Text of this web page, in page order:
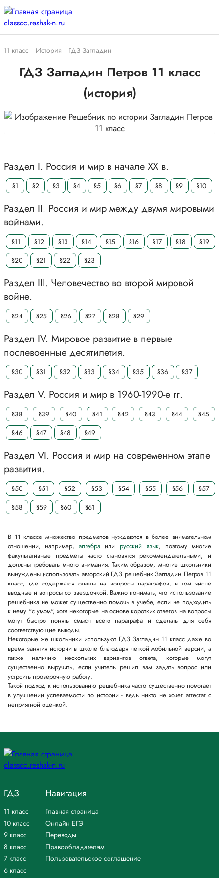
11 класс История ГДЗ Загладин
ГДЗ Загладин Петров 11 класс
(история)
Раздел I. Россия и мир в начале XX в.
§1 §2 §3 §4 §5 §6 §7 §8 §9 §10
Раздел II. Россия и мир между двумя мировыми
войнами.
§11 §12 §13 §14 §15 §16 §17 §18
§19
§20
§21 §22 §23
Раздел III. Человечество во второй мировой
войне.
§24 §25 §26 §27 §28 §29
Раздел IV. Мировое развитие в первые
послевоенные десятилетия.
§30 §31 §32 §33 §34 §35 §36 §37
Раздел V. Россия и мир в 1960-1990-е гг.
§38 §39 §40 §41 §42 §43 §44
§45
§46
§47 §48 §49
Раздел VI. Россия и мир на современном этапе
развития.
§50 §51 §52 §53 §54 §55 §56
§57
§58
§59 §60 §61
В 11 классе множество предметов нуждаются в более внимательном
отношении, например,алгебра или русский язык, поэтому многие
факультативные предметы часто становятся рекоммендательными, и
должны требовать много внимания. Таким образом, многие школьники
вынуждены использовать авторский ГДЗ решебник Загладин Петров 11
класс, где содержатся ответы на вопросы параграфов, в том числе
вводные и вопросы со звездочкой. Важно понимать, что использование
решебника не может существенно помочь в учебе, если не подходить
к нему "с умом", хотя некоторые на основе коротких ответов на вопросы
могут быстро понять смысл всего параграфа и сделать для себя
соответствующие выводы.
Некоторые же школьники используют ГДЗ Загладин 11 класс даже во
время занятия истории в школе благодаря легкой мобильной версии, а
также наличию нескольких вариантов ответа, которые могут
существенно выручить, если учитель решил вам задать вопрос или
устроить проверочную работу.
Такой подход к использованию решебника часто существенно помогает
в улучшении успеваемости по истории - ведь никто не хочет аттестат с
неприятной оценкой.
ГДЗ
11 класс
10 класс
9 класс
8 класс
7 класс
6 класс
Навигация
Главная страница
Онлайн ЕГЭ
Переводы
Правообладателям
Пользовательское соглашение